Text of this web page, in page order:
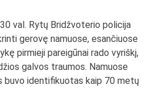
val. Rytų Bridžvoterio policija
gerovę namuose, esančiuose
pirmieji pareigūnai rado vyriškį,
galvos traumos. Namuose
buvo identifikuotas kaip 70 metų